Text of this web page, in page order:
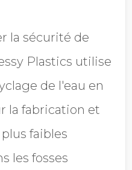
la sécurité de
Plastics utilise
de l'eau en
la fabrication et
faibles
les fosses